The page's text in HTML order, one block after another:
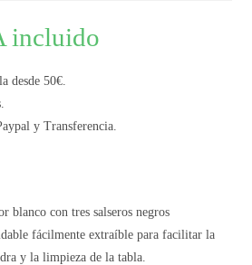
incluido
desde 50€.
y Transferencia.
blanco con tres salseros negros
fácilmente extraíble para facilitar la
y la limpieza de la tabla.